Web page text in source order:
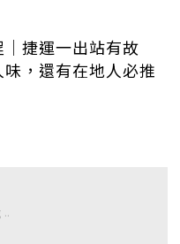
│捷運一出站有故
，還有在地人必推